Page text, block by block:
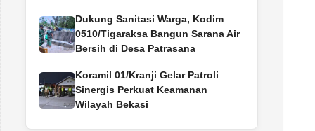
Dukung Sanitasi Warga, Kodim
0510/Tigaraksa Bangun Sarana Air
Bersih di Desa Patrasana
Koramil 01/Kranji Gelar Patroli
Sinergis Perkuat Keamanan
Wilayah Bekasi